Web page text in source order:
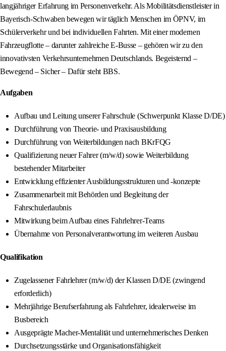
langjähriger Erfahrung im Personenverkehr. Als Mobilitätsdienstleister in
Bayerisch-Schwaben bewegen wir täglich Menschen im ÖPNV, im
Schülerverkehr und bei individuellen Fahrten. Mit einer modernen
Fahrzeugflotte – darunter zahlreiche E-Busse – gehören wir zu den
innovativsten Verkehrsunternehmen Deutschlands. Begeisternd –
Bewegend – Sicher – Dafür steht BBS.
Aufgaben
Aufbau und Leitung unserer Fahrschule (Schwerpunkt Klasse D/DE)
Durchführung von Theorie- und Praxisausbildung
Durchführung von Weiterbildungen nach BKrFQG
Qualifizierung neuer Fahrer (m/w/d) sowie Weiterbildung
bestehender Mitarbeiter
Entwicklung effizienter Ausbildungsstrukturen und -konzepte
Zusammenarbeit mit Behörden und Begleitung der
Fahrschulerlaubnis
Mitwirkung beim Aufbau eines Fahrlehrer-Teams
Übernahme von Personalverantwortung im weiteren Ausbau
Qualifikation
Zugelassener Fahrlehrer (m/w/d) der Klassen D/DE (zwingend
erforderlich)
Mehrjährige Berufserfahrung als Fahrlehrer, idealerweise im
Busbereich
Ausgeprägte Macher-Mentalität und unternehmerisches Denken
Durchsetzungsstärke und Organisationsfähigkeit